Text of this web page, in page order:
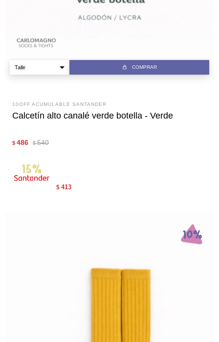
COMPRAR
10OFF ACUMULABLE SANTANDER
Calcetín alto canalé verde botella - Verde
$ 486 $ 540
$ 413